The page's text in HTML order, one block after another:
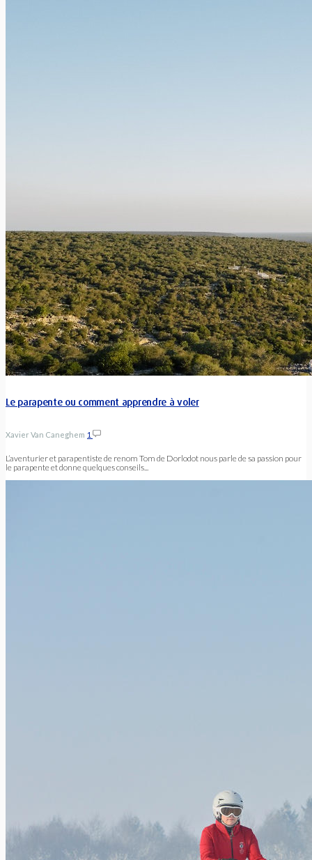
Le parapente ou comment apprendre à voler
Xavier Van Caneghem 1
L’aventurier et parapentiste de renom Tom de Dorlodot nous parle de sa passion pour
le parapente et donne quelques conseils...